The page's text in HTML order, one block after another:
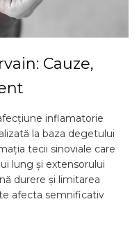
Cauze,
inflamatorie
la baza degetului
tecii sinoviale care
lung și extensorului
durere și limitarea
afecta semnificativ